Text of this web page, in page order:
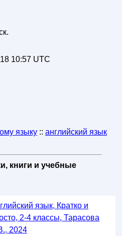
10:57 UTC
языку:: английский язык
книги и учебные
язык, Кратко и
2-4 классы, Тарасова
2024